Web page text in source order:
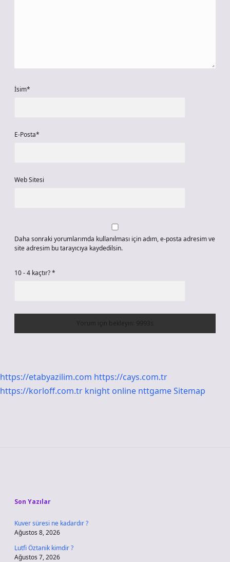
İsim*
E-Posta*
Web Sitesi
Daha sonraki yorumlarımda kullanılması için adım, e-posta adresim ve
site adresim bu tarayıcıya kaydedilsin.
10 - 4 kaçtır?*
https://etabyazilim.com https://cays.com.tr
https://korloff.com.tr knight online nttgameSitemap
Son Yazılar
Kuver süresi ne kadardır ?
Ağustos 8, 2026
Lutfi Öztanik kimdir ?
Ağustos 7, 2026